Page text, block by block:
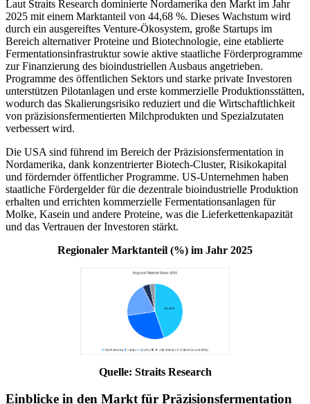
Laut Straits Research dominierte Nordamerika den Markt im Jahr
2025 mit einem Marktanteil von 44,68 %. Dieses Wachstum wird
durch ein ausgereiftes Venture-Ökosystem, große Startups im
Bereich alternativer Proteine ​​und Biotechnologie, eine etablierte
Fermentationsinfrastruktur sowie aktive staatliche Förderprogramme
zur Finanzierung des bioindustriellen Ausbaus angetrieben.
Programme des öffentlichen Sektors und starke private Investoren
unterstützen Pilotanlagen und erste kommerzielle Produktionsstätten,
wodurch das Skalierungsrisiko reduziert und die Wirtschaftlichkeit
von präzisionsfermentierten Milchprodukten und Spezialzutaten
verbessert wird.
Die USA sind führend im Bereich der Präzisionsfermentation in
Nordamerika, dank konzentrierter Biotech-Cluster, Risikokapital
und fördernder öffentlicher Programme. US-Unternehmen haben
staatliche Fördergelder für die dezentrale bioindustrielle Produktion
erhalten und errichten kommerzielle Fermentationsanlagen für
Molke, Kasein und andere Proteine, was die Lieferkettenkapazität
und das Vertrauen der Investoren stärkt.
Regionaler Marktanteil (%) im Jahr 2025
Quelle: Straits Research
Einblicke in den Markt für Präzisionsfermentation